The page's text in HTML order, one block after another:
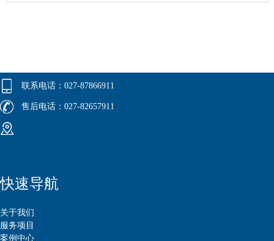
联系电话：027-87866911
售后电话：027-82657911
快速导航
关于我们
服务项目
案例中心